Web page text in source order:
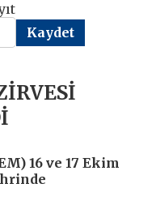
16 ve 17 Ekim